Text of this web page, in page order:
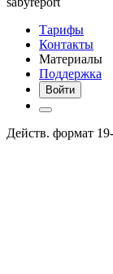
Тарифы
Контакты
Материалы
Поддержка
Войти
Действ. формат